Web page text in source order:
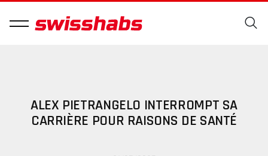
ALEX PIETRANGELO INTERROMPT SA
CARRIÈRE POUR RAISONS DE SANTÉ